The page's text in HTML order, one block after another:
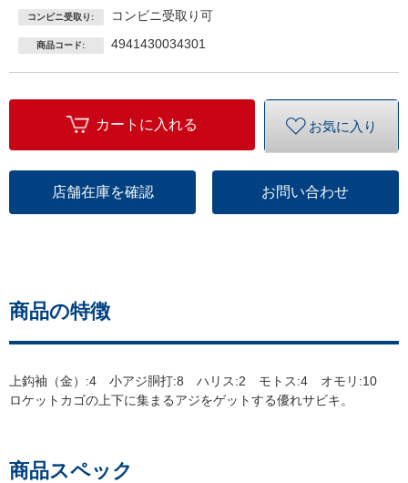
コンビニ受取り: コンビニ受取り可
商品コード: 4941430034301
カートに入れる お気に入り
店舗在庫を確認 お問い合わせ
商品の特徴
上鈎袖（金）:4 小アジ胴打:8 ハリス:2 モトス:4 オモリ:10
ロケットカゴの上下に集まるアジをゲットする優れサビキ。
商品スペック